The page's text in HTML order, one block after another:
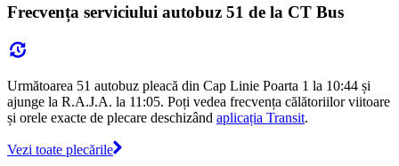
Frecvența serviciului autobuz 51 de la CT Bus
Următoarea 51 autobuz pleacă din Cap Linie Poarta 1 la 10:44 și
ajunge la R.A.J.A. la 11:05. Poți vedea frecvența călătoriilor viitoare
și orele exacte de plecare deschizând aplicația Transit.
Vezi toate plecările